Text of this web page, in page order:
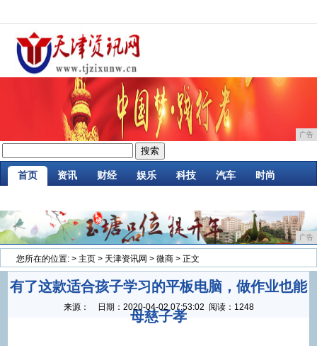
广告
首页 资讯 财经 娱乐 科技 汽车 时尚
广告
您所在的位置: > 主页 > 天津资讯网 > 微商 > 正文
有了这款适合孩子学习的平板电脑，做作业也能
母慈子孝
来源： 日期： 2020-04-02 07:53:02 阅读：1248